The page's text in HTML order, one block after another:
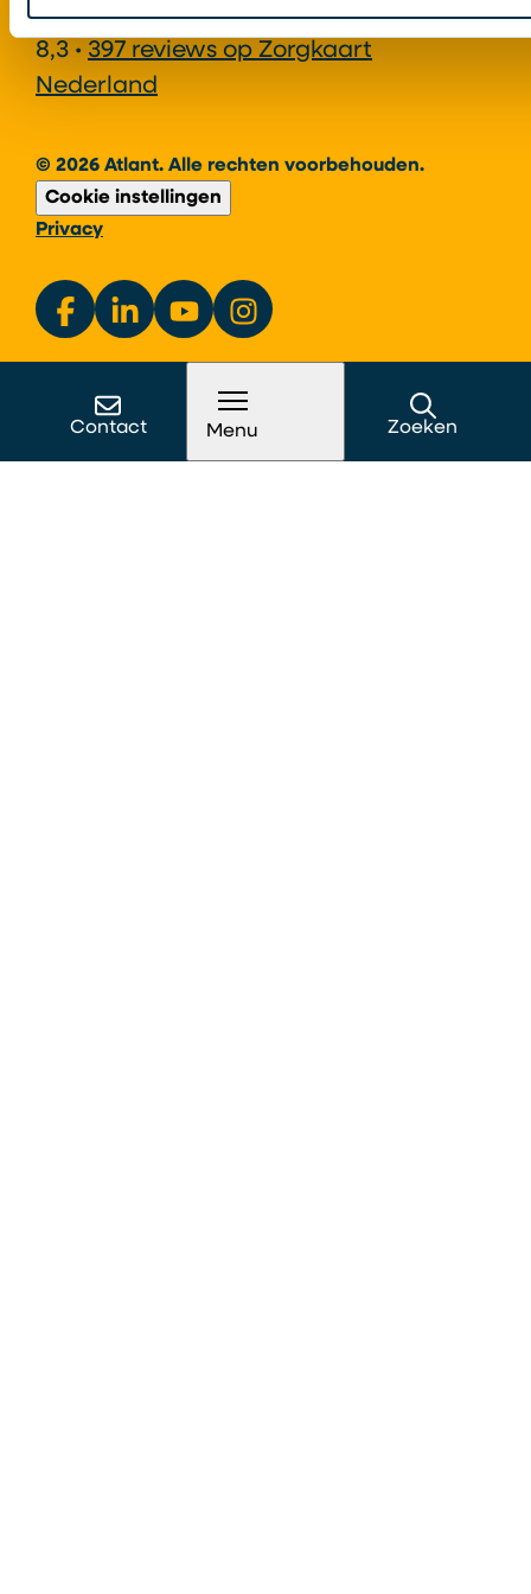
8,3 • 397 reviews op Zorgkaart
Nederland
© 2026 Atlant. Alle rechten voorbehouden.
Cookie instellingen
Privacy
Contact Menu Zoeken